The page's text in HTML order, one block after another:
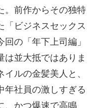
。前作からその独特
「ビジネスセックス
の「年下上司編」
は並大抵ではありま
ルの金髪美人と、
年社員の激しすぎる
、かつ爆速で高鳴